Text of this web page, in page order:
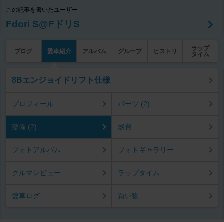
この記事を書いたユーザー
Fdori S@FドリS
ブログ 愛車紹介 アルバム グループ ヒストリ
ラップ
タイム
8Bエンジョイドリフト仕様
プロフィール パーツ (2)
整備 (2) 燃費
フォトアルバム フォトギャラリー
クルマレビュー ラップタイム
愛車ログ 買い物